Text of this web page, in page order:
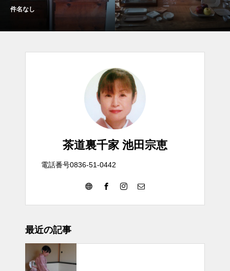
件名なし
茶道裏千家 池田宗恵
電話番号0836-51-0442
最近の記事